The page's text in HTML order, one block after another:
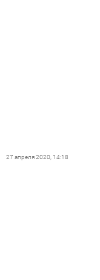
27 апреля 2020, 14:18